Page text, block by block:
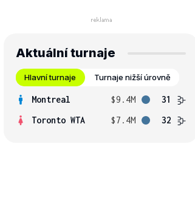
Aktuální turnaje
Hlavní turnaje Turnaje nižší úrovně
Montreal $9.4M
31
Toronto WTA
$7.4M 32